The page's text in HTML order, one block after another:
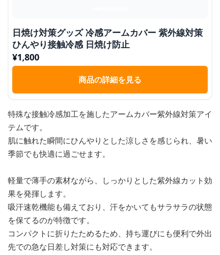
日焼け対策グッズ 冷感アームカバー 紫外線対策
ひんやり接触冷感 日焼け防止
¥1,800
商品の詳細を見る
特殊な接触冷感加工を施したアームカバー紫外線対策アイ
テムです。
肌に触れた瞬間にひんやりとした涼しさを感じられ、暑い
季節でも快適に過ごせます。
軽量で薄手の素材ながら、しっかりとした紫外線カット効
果を発揮します。
吸汗速乾機能も備えており、汗をかいてもサラサラの状態
を保てるのが特徴です。
コンパクトに折りたためるため、持ち運びにも便利で外出
先での急な日差し対策にも対応できます。